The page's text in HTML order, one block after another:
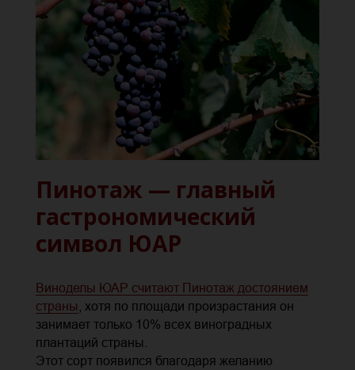
Пинотаж — главный
гастрономический
символ ЮАР
Виноделы ЮАР считают Пинотаж достоянием
страны
, хотя по площади произрастания он
занимает только 10% всех виноградных
плантаций страны.
Этот сорт появился благодаря желанию